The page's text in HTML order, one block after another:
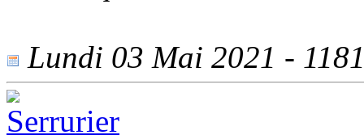
Lundi 03 Mai 2021 -